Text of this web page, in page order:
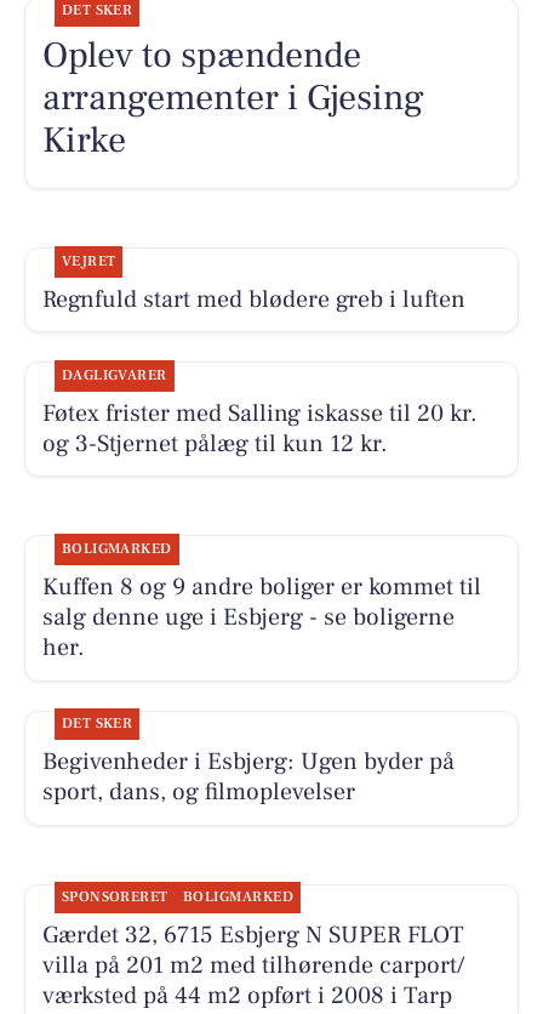
DET SKER
Oplev to spændende
arrangementer i Gjesing
Kirke
VEJRET
Regnfuld start med blødere greb i luften
DAGLIGVARER
Føtex frister med Salling iskasse til 20 kr.
og 3-Stjernet pålæg til kun 12 kr.
BOLIGMARKED
Kuffen 8 og 9 andre boliger er kommet til
salg denne uge i Esbjerg - se boligerne
her.
DET SKER
Begivenheder i Esbjerg: Ugen byder på
sport, dans, og filmoplevelser
SPONSORERET BOLIGMARKED
Gærdet 32, 6715 Esbjerg N SUPER FLOT
villa på 201 m2 med tilhørende carport/
værksted på 44 m2 opført i 2008 i Tarp